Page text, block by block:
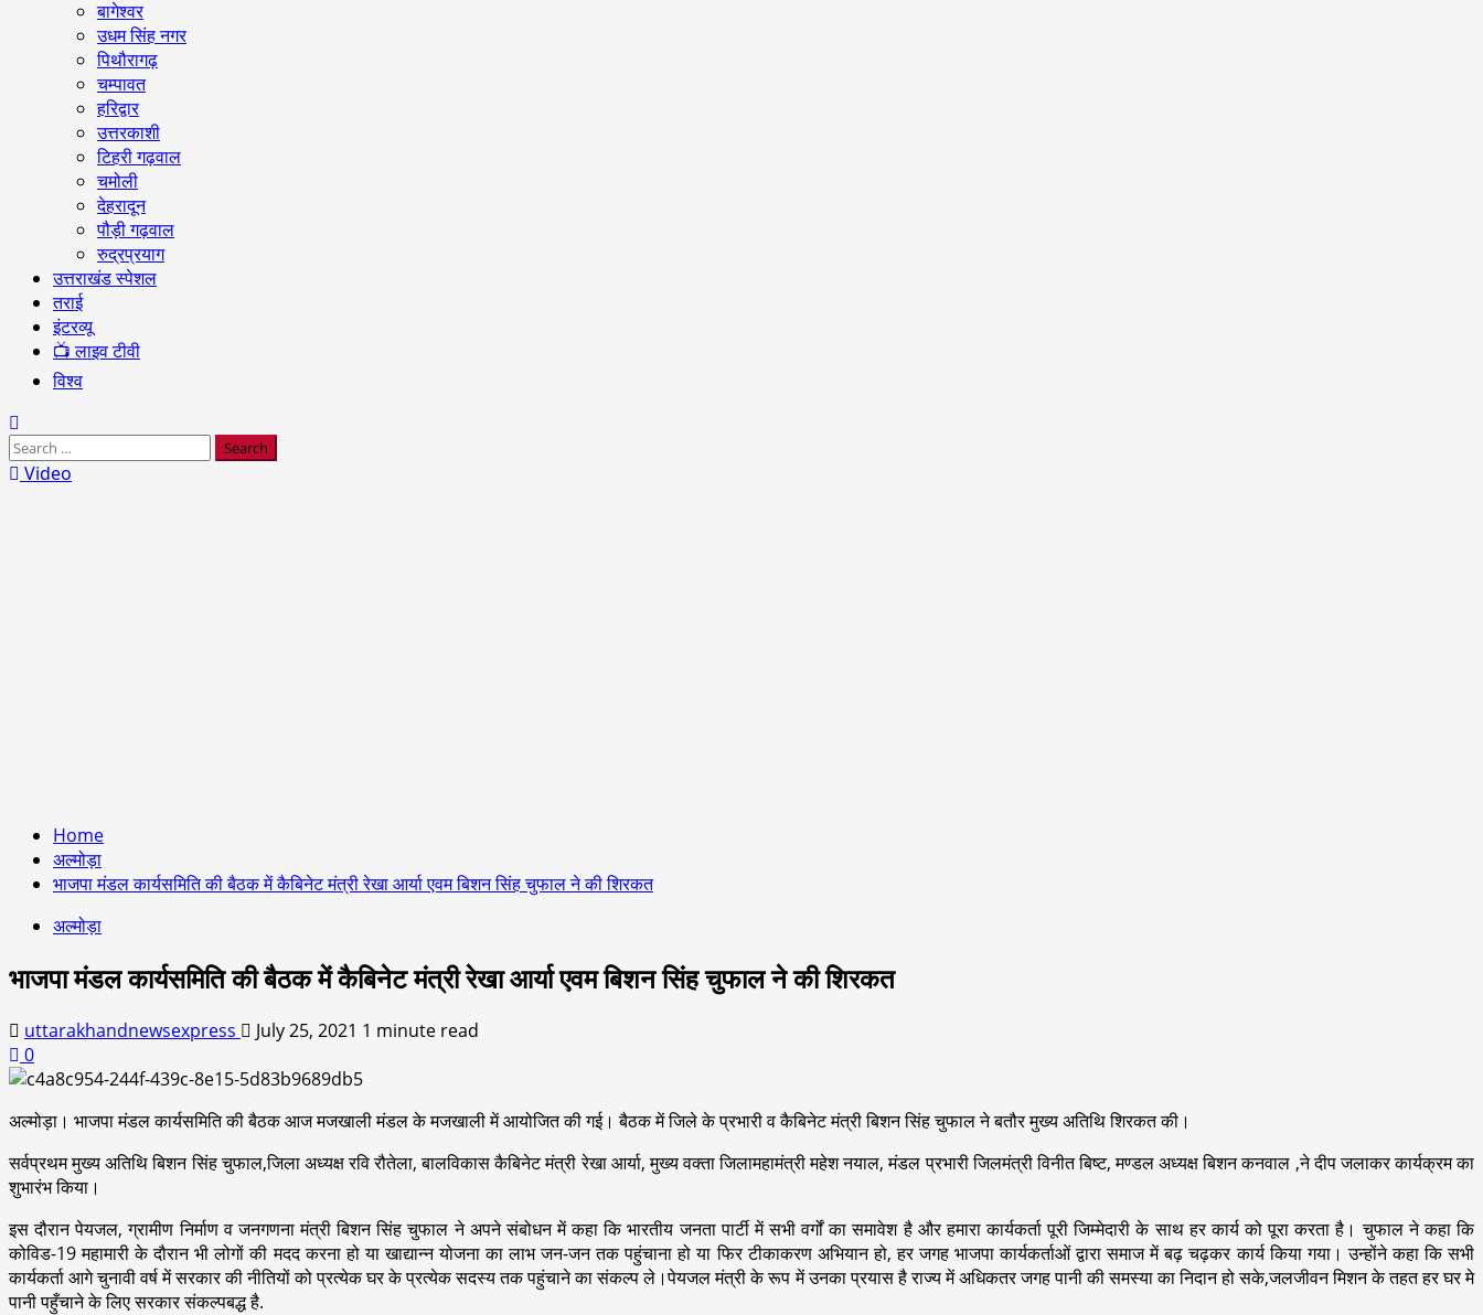
बागेश्वर
उधम सिंह नगर
पिथौरागढ़
चम्पावत
हरिद्वार
उत्तरकाशी
टिहरी गढ़वाल
चमोली
देहरादून
पौड़ी गढ़वाल
रुद्रप्रयाग
उत्तराखंड स्पेशल
तराई
इंटरव्यू
📺 लाइव टीवी
विश्व
Search
for:Video
Home
अल्मोड़ा
भाजपा मंडल कार्यसमिति की बैठक में कैबिनेट मंत्री रेखा आर्या एवम बिशन सिंह चुफाल ने की शिरकत
अल्मोड़ा
भाजपा मंडल कार्यसमिति की बैठक में कैबिनेट मंत्री रेखा आर्या एवम बिशन सिंह चुफाल ने की शिरकत
uttarakhandnewsexpress July 25, 2021 1 minute read
0
अल्मोड़ा। भाजपा मंडल कार्यसमिति की बैठक आज मजखाली मंडल के मजखाली में आयोजित की गई। बैठक में जिले के प्रभारी व कैबिनेट मंत्री बिशन सिंह चुफाल ने बतौर मुख्य अतिथि शिरकत की।
सर्वप्रथम मुख्य अतिथि बिशन सिंह चुफाल,जिला अध्यक्ष रवि रौतेला, बालविकास कैबिनेट मंत्री रेखा आर्या, मुख्य वक्ता जिलामहामंत्री महेश नयाल, मंडल प्रभारी जिलमंत्री विनीत बिष्ट, मण्डल अध्यक्ष बिशन कनवाल ,ने दीप जलाकर कार्यक्रम का
शुभारंभ किया।
इस दौरान पेयजल, ग्रामीण निर्माण व जनगणना मंत्री बिशन सिंह चुफाल ने अपने संबोधन में कहा कि भारतीय जनता पार्टी में सभी वर्गों का समावेश है और हमारा कार्यकर्ता पूरी जिम्मेदारी के साथ हर कार्य को पूरा करता है। चुफाल ने कहा कि
कोविड-19 महामारी के दौरान भी लोगों की मदद करना हो या खाद्यान्न योजना का लाभ जन-जन तक पहुंचाना हो या फिर टीकाकरण अभियान हो, हर जगह भाजपा कार्यकर्ताओं द्वारा समाज में बढ़ चढ़कर कार्य किया गया। उन्होंने कहा कि सभी
कार्यकर्ता आगे चुनावी वर्ष में सरकार की नीतियों को प्रत्येक घर के प्रत्येक सदस्य तक पहुंचाने का संकल्प ले।पेयजल मंत्री के रूप में उनका प्रयास है राज्य में अधिकतर जगह पानी की समस्या का निदान हो सके,जलजीवन मिशन के तहत हर घर मे
पानी पहुँचाने के लिए सरकार संकल्पबद्ध है.